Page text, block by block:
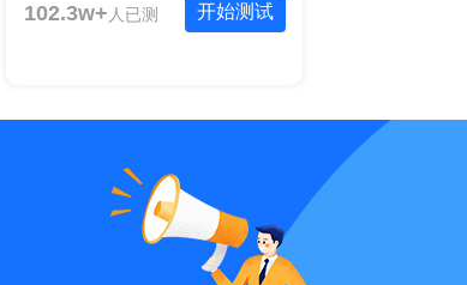
开始测试
102.3w+ 人已测